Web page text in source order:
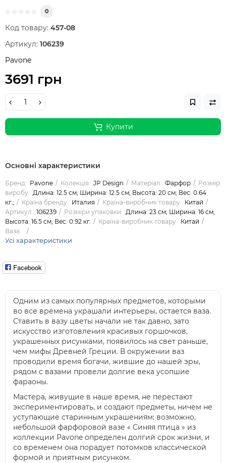
0
Код товару: 457-08
Артикул: 106239
Pavone
3691 грн
Купити
Основні характеристики
Бренд Pavone Колекція JP Design Матеріал Фарфор
Розмір
виробу Длина: 12.5 см; Ширина: 12.5 см; Высота: 20 см; Вес: 0.64
кг.;
Країна бренду Италия Країна-виробник товару
Китай
Артикул
106239 Розміри упаковки
Длина: 23 см; Ширина: 16 см;
Высота: 16.5 см; Вес: 0.92 кг.
Країна-виробник товару
Китай
Ваза
Усі характеристики
Facebook
Одним из самых популярных предметов, которыми
во все времена украшали интерьеры, остается ваза.
Ставить в вазу цветы начали не так давно, зато
искусство изготовления красивых горшочков,
украшенных рисунками, появилось на свет раньше,
чем мифы Древней Греции. В окружении ваз
проводили время богачи, жившие до нашей эры,
рядом с вазами провели долгие века усопшие
фараоны.
Мастера, живущие в наше время, не перестают
экспериментировать, и создают предметы, ничем не
уступающие старинным украшениям: возможно,
небольшой фарфоровой вазе « Синяя птица » из
коллекции Pavone определен долгий срок жизни, и
со временем она порадует потомков классической
формой и приятным рисунком.